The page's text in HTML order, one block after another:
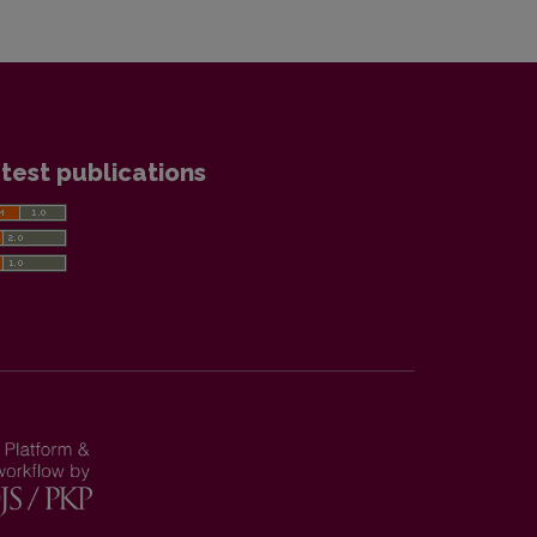
publications